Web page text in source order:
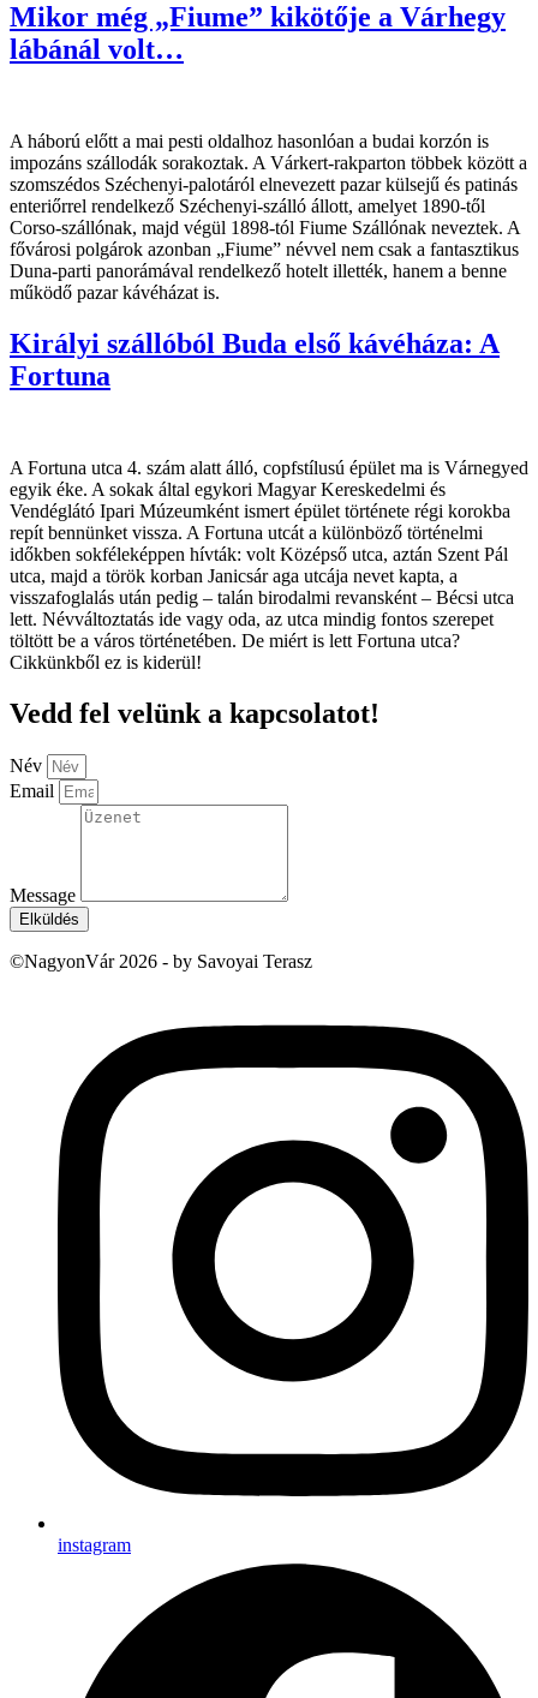
Mikor még „Fiume” kikötője a Várhegy
lábánál volt…
A háború előtt a mai pesti oldalhoz hasonlóan a budai korzón is
impozáns szállodák sorakoztak. A Várkert-rakparton többek között a
szomszédos Széchenyi-palotáról elnevezett pazar külsejű és patinás
enteriőrrel rendelkező Széchenyi-szálló állott, amelyet 1890-től
Corso-szállónak, majd végül 1898-tól Fiume Szállónak neveztek. A
fővárosi polgárok azonban „Fiume” névvel nem csak a fantasztikus
Duna-parti panorámával rendelkező hotelt illették, hanem a benne
működő pazar kávéházat is.
Királyi szállóból Buda első kávéháza: A
Fortuna
A Fortuna utca 4. szám alatt álló, copfstílusú épület ma is Várnegyed
egyik éke. A sokak által egykori Magyar Kereskedelmi és
Vendéglátó Ipari Múzeumként ismert épület története régi korokba
repít bennünket vissza. A Fortuna utcát a különböző történelmi
időkben sokféleképpen hívták: volt Középső utca, aztán Szent Pál
utca, majd a török korban Janicsár aga utcája nevet kapta, a
visszafoglalás után pedig – talán birodalmi revansként – Bécsi utca
lett. Névváltoztatás ide vagy oda, az utca mindig fontos szerepet
töltött be a város történetében. De miért is lett Fortuna utca?
Cikkünkből ez is kiderül!
Vedd fel velünk a kapcsolatot!
Név
Email
Message
Elküldés
©NagyonVár 2026 - by Savoyai Terasz
instagram